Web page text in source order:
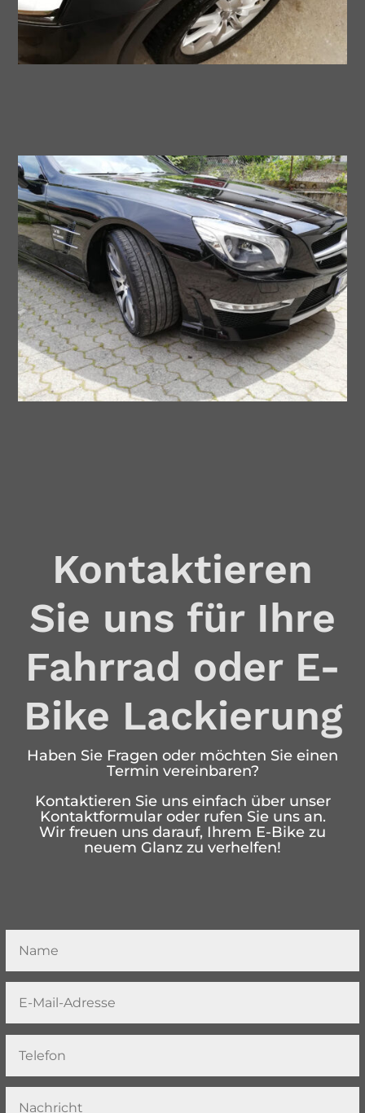
Kontaktieren
Sie uns für Ihre
Fahrrad oder E-
Bike Lackierung
Haben Sie Fragen oder möchten Sie einen
Termin vereinbaren?
Kontaktieren Sie uns einfach über unser
Kontaktformular oder rufen Sie uns an.
Wir freuen uns darauf, Ihrem E-Bike zu
neuem Glanz zu verhelfen!